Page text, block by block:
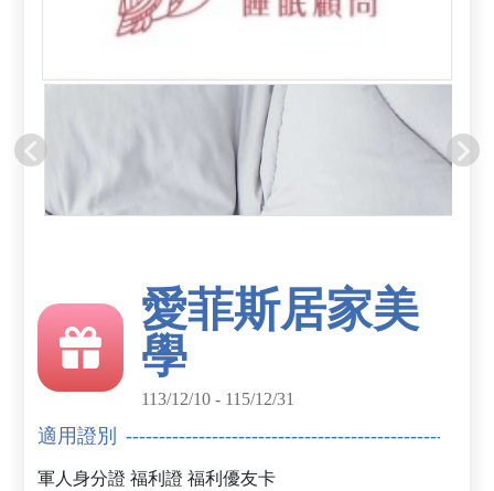
愛菲斯居家美
學
113/12/10 - 115/12/31
適用證別
軍人身分證 福利證 福利優友卡